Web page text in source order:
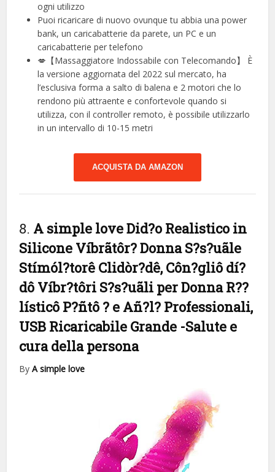
ogni utilizzo
Puoi ricaricare di nuovo ovunque tu abbia una power
bank, un caricabatterie da parete, un PC e un
caricabatterie per telefono
💋【Massaggiatore Indossabile con Telecomando】 È
la versione aggiornata del 2022 sul mercato, ha
l’esclusiva forma a salto di balena e 2 motori che lo
rendono più attraente e confortevole quando si
utilizza, con il controller remoto, è possibile utilizzarlo
in un intervallo di 10-15 metri
ACQUISTA DA AMAZON
8. A simple love Did?o Realistico in
Silicone Víbrãtôr? Donna S?s?uãle
Stímól?torê Clidòr?dê, Côn?gliô dí?
dô Víbr?tôri S?s?uãli per Donna R??
lísticô P?ñtô ? e Añ?l? Professionali,
USB Ricaricabile Grande -Salute e
cura della persona
ByA simple love